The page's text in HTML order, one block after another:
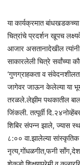
या कार्यक्रमात
चित्रांचे प्रदर्शन खूपच
आजार असतानादेखील
साकारलेली चित्रे सर्वांच्या
‘गुणग्राहकता व
जागेवर जाऊन केलेल्या या
तरळले.लेझीम पथकातील
जिंकली. तत्पूर्वी
शिबिर संपन्न झाले, ज्यास
८:०० वा.झालेल्या सांस्कृतिक
नृत्य,गोंधळगीत,फनी